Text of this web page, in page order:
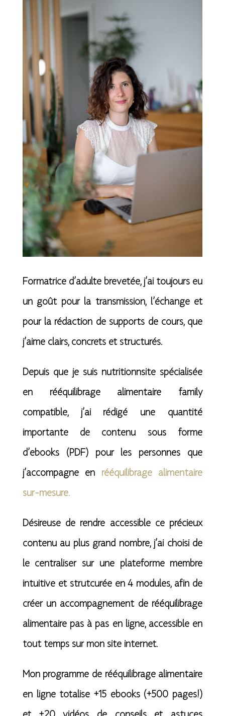
Formatrice d’adulte brevetée, j’ai toujours eu
un goût pour la transmission, l’échange et
pour la rédaction de supports de cours, que
j’aime clairs, concrets et structurés.
Depuis que je suis nutritionnsite spécialisée
en rééquilibrage alimentaire family
compatible, j’ai rédigé une quantité
importante de contenu sous forme
d’ebooks (PDF) pour les personnes que
j’accompagne en rééquilibrage alimentaire
sur-mesure.
Désireuse de rendre accessible ce précieux
contenu au plus grand nombre, j’ai choisi de
le centraliser sur une plateforme membre
intuitive et strutcurée en 4 modules, afin de
créer un accompagnement de rééquilibrage
alimentaire pas à pas en ligne, accessible en
tout temps sur mon site internet.
Mon programme de rééquilibrage alimentaire
en ligne totalise +15 ebooks (+500 pages!)